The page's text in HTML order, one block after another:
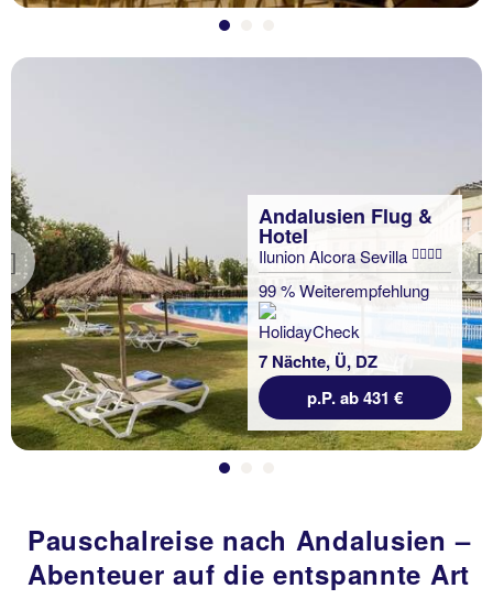
Previous
Andalusien Flug &
Hotel
Ilunion Alcora Sevilla
99 % Weiterempfehlung
7 Nächte, Ü, DZ
p.P. ab 431 €
Pauschalreise nach Andalusien –
Abenteuer auf die entspannte Art